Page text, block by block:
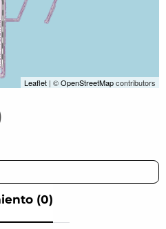
Leaflet | ©OpenStreetMapcontributors
(0)